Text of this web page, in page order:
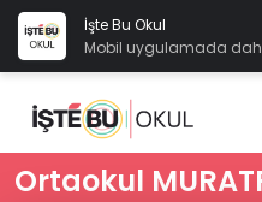
İşte Bu Okul
Mobil uygulamada
Ortaokul